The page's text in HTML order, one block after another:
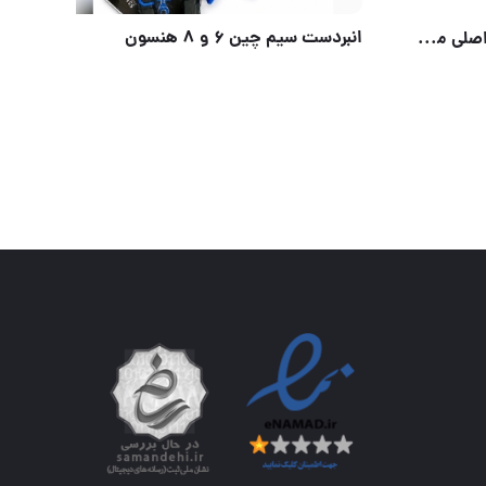
⭐️ مینی فرز دسته بلند دیمردار اصلی مارک برجسته باس انبردست سیم چین ۶ و ۸ هنسون